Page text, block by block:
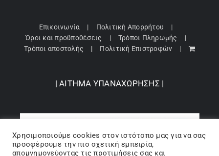
Επικοινωνία
Πολιτική Απορρήτου
Όροι και προϋποθέσεις
Τρόποι Πληρωμής
Τρόποι αποστολής
Πολιτική Επιστροφών
| ΑΙΤΗΜΑ ΥΠΑΝΑΧΩΡΗΣΗΣ |
Χρησιμοποιούμε cookies στον ιστότοπo μας για να σας
προσφέρουμε την πιο σχετική εμπειρία,
απομνημονεύοντας τις προτιμήσεις σας και